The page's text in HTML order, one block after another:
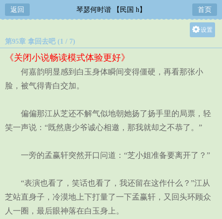
返回 琴瑟何时谐 【民国 h】 首页
设置
中
第95章 拿回去吧 (1 / 7)
《关闭小说畅读模式体验更好》
何嘉韵明显感到白玉身体瞬间变得僵硬，再看那张小
脸，被气得青白交加。
偏偏那江从芝还不解气似地朝她扬了扬手里的局票，轻
笑一声说：“既然唐少爷诚心相邀，那我就却之不恭了。”
一旁的孟赢轩突然开口问道：“芝小姐准备要离开了？”
“表演也看了，笑话也看了，我还留在这作什么？”江从
芝站直身子，冷漠地上下打量了一下孟赢轩，又回头环顾众
人一圈，最后眼神落在白玉身上。